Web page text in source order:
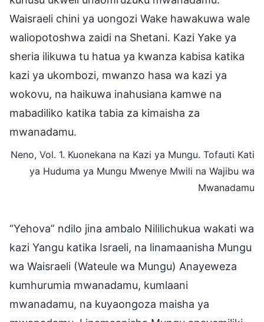
Waisraeli chini ya uongozi Wake hawakuwa wale
waliopotoshwa zaidi na Shetani. Kazi Yake ya
sheria ilikuwa tu hatua ya kwanza kabisa katika
kazi ya ukombozi, mwanzo hasa wa kazi ya
wokovu, na haikuwa inahusiana kamwe na
mabadiliko katika tabia za kimaisha za
mwanadamu.
Neno, Vol. 1. Kuonekana na Kazi ya Mungu. Tofauti Kati
ya Huduma ya Mungu Mwenye Mwili na Wajibu wa
Mwanadamu
“Yehova” ndilo jina ambalo Nililichukua wakati wa
kazi Yangu katika Israeli, na linamaanisha Mungu
wa Waisraeli (Wateule wa Mungu) Anayeweza
kumhurumia mwanadamu, kumlaani
mwanadamu, na kuyaongoza maisha ya